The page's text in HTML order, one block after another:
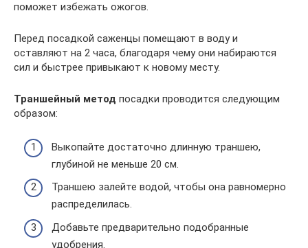
поможет избежать ожогов.
Перед посадкой саженцы помещают в воду и
оставляют на 2 часа, благодаря чему они набираются
сил и быстрее привыкают к новому месту.
Траншейный метод посадки проводится следующим
образом:
Выкопайте достаточно длинную траншею,
глубиной не меньше 20 см.
Траншею залейте водой, чтобы она равномерно
распределилась.
Добавьте предварительно подобранные
удобрения.